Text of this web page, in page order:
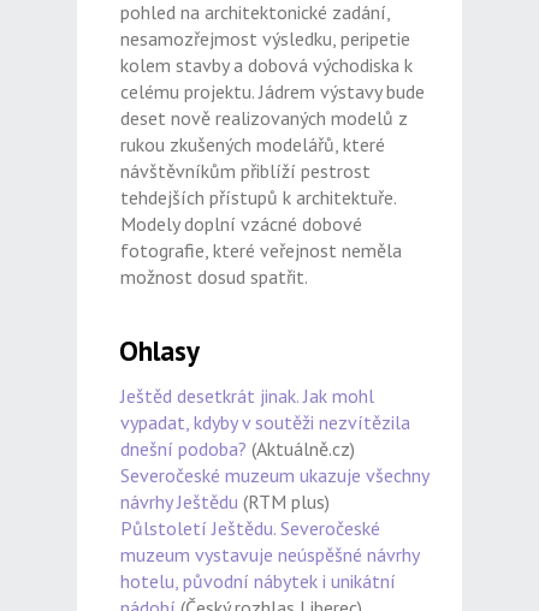
pohled na architektonické zadání,
nesamozřejmost výsledku, peripetie
kolem stavby a dobová východiska k
celému projektu. Jádrem výstavy bude
deset nově realizovaných modelů z
rukou zkušených modelářů, které
návštěvníkům přiblíží pestrost
tehdejších přístupů k architektuře.
Modely doplní vzácné dobové
fotografie, které veřejnost neměla
možnost dosud spatřit.
Ohlasy
Ještěd desetkrát jinak. Jak mohl
vypadat, kdyby v soutěži nezvítězila
dnešní podoba? (Aktuálně.cz)
Severočeské muzeum ukazuje všechny
návrhy Ještědu (RTM plus)
Půlstoletí Ještědu. Severočeské
muzeum vystavuje neúspěšné návrhy
hotelu, původní nábytek i unikátní